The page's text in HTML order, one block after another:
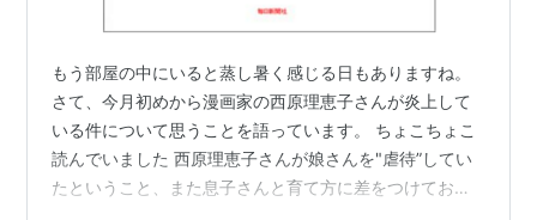
もう部屋の中にいると蒸し暑く感じる日もありますね。
さて、今月初めから漫画家の西原理恵子さんが炎上して
いる件について思うことを語っています。 ちょこちょこ
読んでいました 西原理恵子さんが娘さんを"虐待”してい
たということ、また息子さんと育て方に差をつけておら